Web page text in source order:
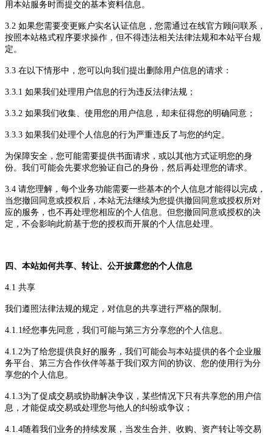
用本站服务时而提交的基本资料信息。
3.2 如果您需要变更账户实名认证信息，您需通过在线官方顾问联系，
按照本站格式程序要求操作，但不得违法相关法律法规和本站平台规
定。
3.3 在以下情形中，您可以向我们提出删除用户信息的请求：
3.3.1 如果我们处理用户信息的行为违反法律法规；
3.3.2 如果我们收集、使用您的用户信息，却未征得您的明确同意；
3.3.3 如果我们处理个人信息的行为严重违反了与您的约定。
为保障安全，您可能需要提供书面请求，或以其他方式证明您的身
份。我们可能会先要求您验证自己的身份，然后再处理您的请求。
3.4 请您理解，每个业务功能需要一些基本的个人信息才能得以完成，
当您撤回同意或授权后， 本站无法继续为您提供撤回同意或授权所对
应的服务，也不再处理您相应的个人信息。但您撤回同意或授权的决
定，不会影响此前基于您的授权而开展的个人信息处理。
四、 本站如何共享、转让、公开披露您的个人信息
4.1 共享
我们遵照法律法规的规定，对信息的共享进行严格的限制。
4. 1 .1 经您事先同意，我们可能与第三方分享您的个人信息。
4.1. 2为了给您提供良好的服务，我们可能会与本站提供的各个企业服
务平台、 第三方合作伙伴等基于我们双方间的协议 您的使用行为分
享您的个人信息。
4.1.3为了促成交易或协助解决争议，某些情况下只有共享您的用户信
息，才能促成交易或处理您与他人的纠纷或争议；
4.1.4随着我们业务的持续发展，当发生合并、收购、资产转让等交易